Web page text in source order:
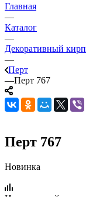
Главная
—
Каталог
—
Декоративный
—
Перт
—Перт 767
Перт 767
Новинка